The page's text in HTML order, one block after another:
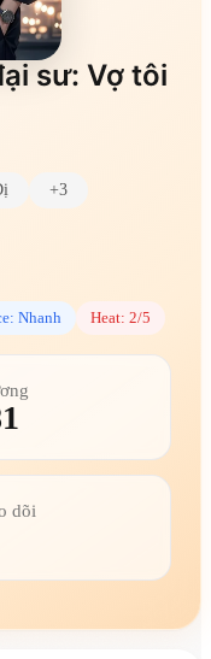
sư: Vợ tôi
+3
Nhanh Heat: 2/5
dõi